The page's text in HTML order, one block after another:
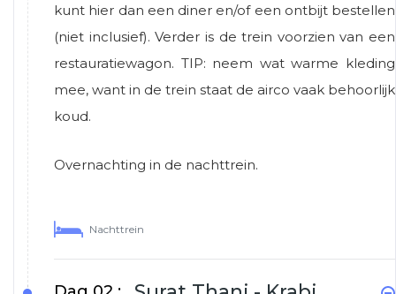
kunt hier dan een diner en/of een ontbijt bestellen
(niet inclusief). Verder is de trein voorzien van een
restauratiewagon. TIP: neem wat warme kleding
mee, want in de trein staat de airco vaak behoorlijk
koud.
Overnachting in de nachttrein.
Nachttrein